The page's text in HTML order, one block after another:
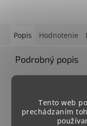
Tento web
prechádzaním
Popis Hodnotenie
Podrobný popis
tričko s vtipnou
Single Jersey, 100 %
Strih - unisex